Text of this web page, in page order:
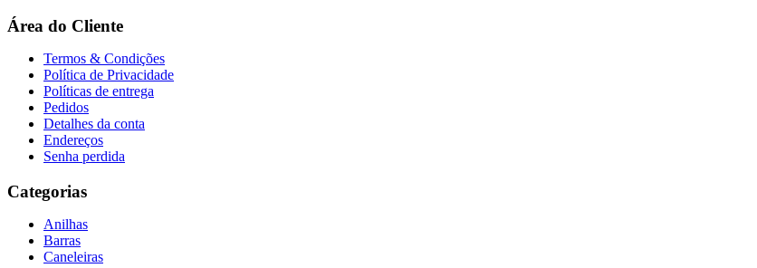
Área do Cliente
Termos & Condições
Política de Privacidade
Políticas de entrega
Pedidos
Detalhes da conta
Endereços
Senha perdida
Categorias
Anilhas
Barras
Caneleiras